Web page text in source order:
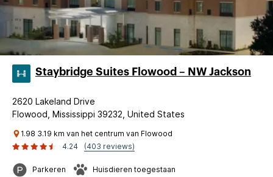
Staybridge Suites Flowood – NW Jackson
2620 Lakeland Drive
Flowood, Mississippi 39232, United States
1.98 3.19 km van het centrum van Flowood
4.24
(403 reviews)
Parkeren Huisdieren toegestaan